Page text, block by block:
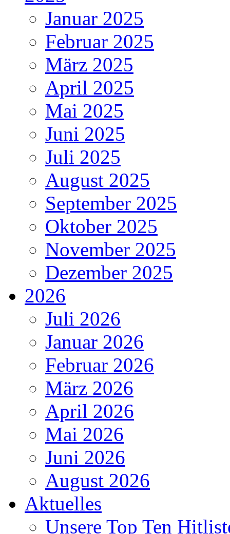
Januar 2025
Februar 2025
März 2025
April 2025
Mai 2025
Juni 2025
Juli 2025
August 2025
September 2025
Oktober 2025
November 2025
Dezember 2025
2026
Juli 2026
Januar 2026
Februar 2026
März 2026
April 2026
Mai 2026
Juni 2026
August 2026
Aktuelles
Unsere Top Ten